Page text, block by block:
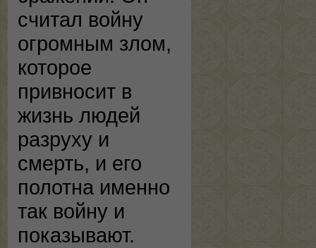
считал войну
огромным злом,
которое
привносит в
жизнь людей
разруху и
смерть, и его
полотна именно
так войну и
показывают.